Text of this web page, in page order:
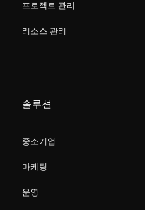
프로젝트 관리
리소스 관리
솔루션
중소기업
마케팅
운영